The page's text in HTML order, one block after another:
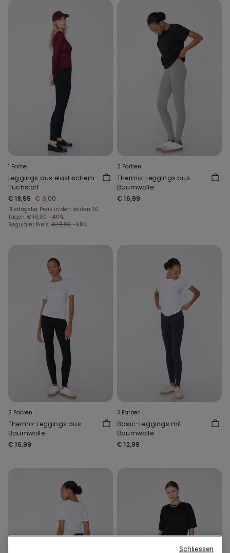
1 Farbe
Leggings aus elastischem
Tuchstoff
€ 18,99 € 6,00
Niedrigster Preis in den letzten 30
Tagen: € 10,00 -40%
Regulärer Preis: € 18,99 -68%
2 Farben
Thermo-Leggings aus
Baumwolle
€ 16,99
2 Farben
Thermo-Leggings aus
Baumwolle
€ 16,99
3 Farben
Basic-Leggings mit
Baumwolle
€ 12,99
Schliessen